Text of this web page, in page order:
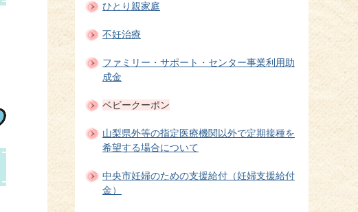
ひとり親家庭
不妊治療
ファミリー・サポート・センター事業利用助
成金
ベビークーポン
山梨県外等の指定医療機関以外で定期接種を
希望する場合について
中央市妊婦のための支援給付（妊婦支援給付
金）